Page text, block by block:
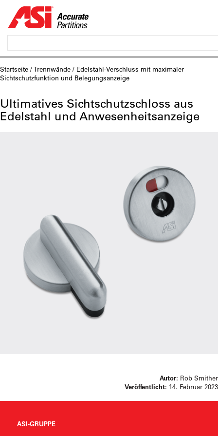
Startseite /Trennwände / Edelstahl-Verschluss mit maximaler
Sichtschutzfunktion und Belegungsanzeige
Ultimatives Sichtschutzschloss aus
Edelstahl und Anwesenheitsanzeige
Autor: Rob Smither
Veröffentlicht: 14. Februar 2023
ASI-GRUPPE